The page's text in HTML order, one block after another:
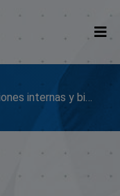
Resoluciones internas y bicamerales